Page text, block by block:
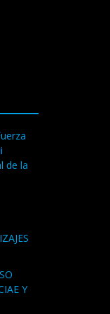
de la
Y